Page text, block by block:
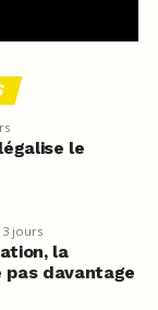
le
3 jours
la
pas davantage